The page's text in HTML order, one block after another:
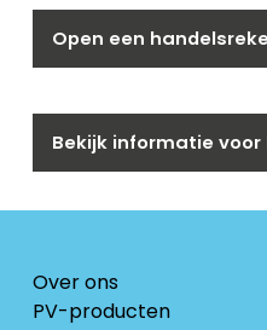
Open een
Bekijk informatie
Over ons
PV-producten